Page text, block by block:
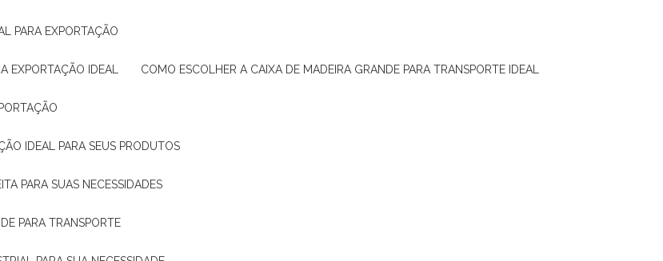
PARA EXPORTAÇÃO
EXPORTAÇÃO IDEAL COMO ESCOLHER A CAIXA DE MADEIRA GRANDE PARA TRANSPORTE IDEAL
IDEAL PARA SEUS PRODUTOS
PARA SUAS NECESSIDADES
PARA TRANSPORTE